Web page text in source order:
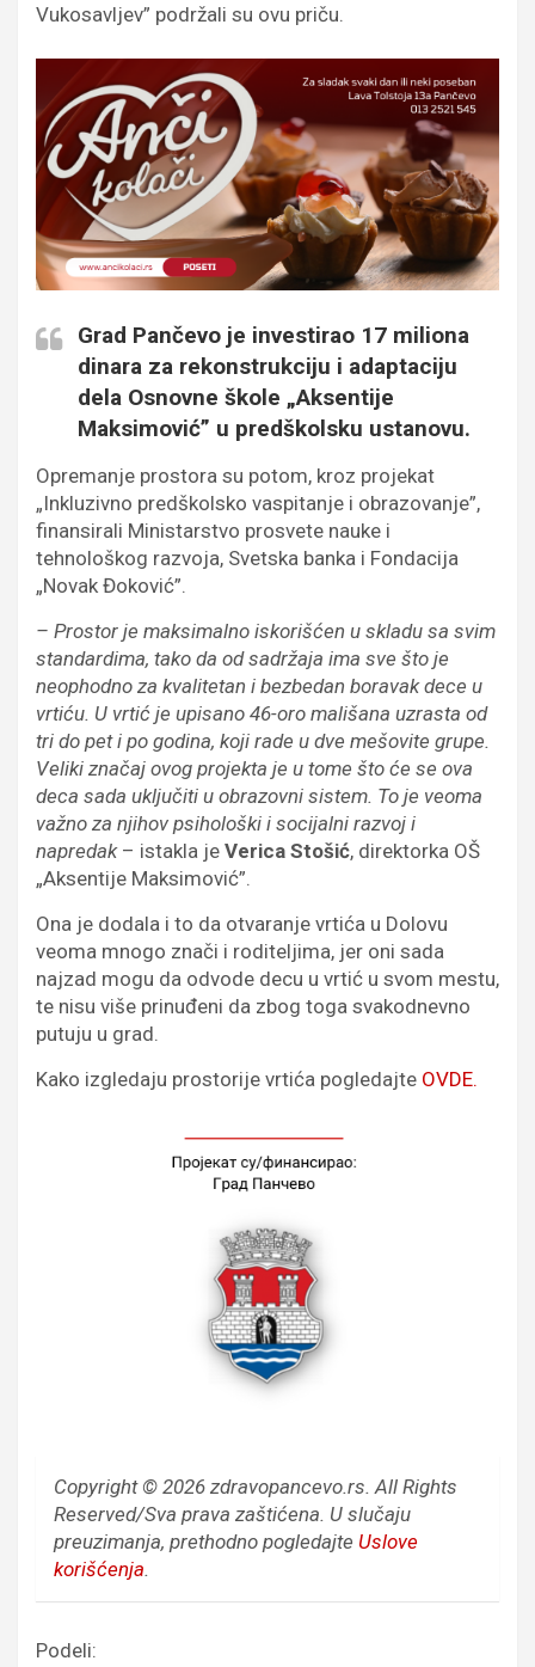
Vukosavljev” podržali su ovu priču.
Grad Pančevo je investirao 17 miliona
dinara za rekonstrukciju i adaptaciju
dela Osnovne škole „Aksentije
Maksimović” u predškolsku ustanovu.
Opremanje prostora su potom, kroz projekat
„Inkluzivno predškolsko vaspitanje i obrazovanje”,
finansirali Ministarstvo prosvete nauke i
tehnološkog razvoja, Svetska banka i Fondacija
„Novak Đoković”.
– Prostor je maksimalno iskorišćen u skladu sa svim
standardima, tako da od sadržaja ima sve što je
neophodno za kvalitetan i bezbedan boravak dece u
vrtiću. U vrtić je upisano 46-oro mališana uzrasta od
tri do pet i po godina, koji rade u dve mešovite grupe.
Veliki značaj ovog projekta je u tome što će se ova
deca sada uključiti u obrazovni sistem. To je veoma
važno za njihov psihološki i socijalni razvoj i
napredak– istakla je Verica Stošić, direktorka OŠ
„Aksentije Maksimović”.
Ona je dodala i to da otvaranje vrtića u Dolovu
veoma mnogo znači i roditeljima, jer oni sada
najzad mogu da odvode decu u vrtić u svom mestu,
te nisu više prinuđeni da zbog toga svakodnevno
putuju u grad.
Kako izgledaju prostorije vrtića pogledajte OVDE.
Copyright © 2026 zdravopancevo.rs. All Rights
Reserved/Sva prava zaštićena. U slučaju
preuzimanja, prethodno pogledajte Uslove
korišćenja.
Podeli: